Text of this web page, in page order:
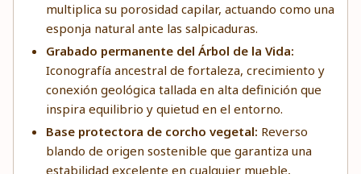
multiplica su porosidad capilar, actuando como una
esponja natural ante las salpicaduras.
Grabado permanente del Árbol de la Vida:
Iconografía ancestral de fortaleza, crecimiento y
conexión geológica tallada en alta definición que
inspira equilibrio y quietud en el entorno.
Base protectora de corcho vegetal: Reverso
blando de origen sostenible que garantiza una
estabilidad excelente en cualquier mueble,